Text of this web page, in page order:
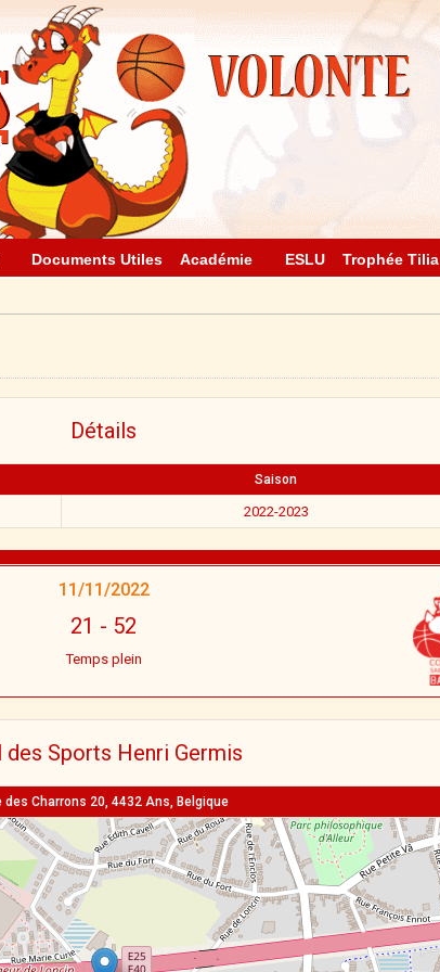
Documents Utiles Académie ESLU Trophée Tilia
Détails
Saison
2022-2023
11/11/2022
21 - 52
Temps plein
des Sports Henri Germis
des Charrons 20, 4432 Ans, Belgique